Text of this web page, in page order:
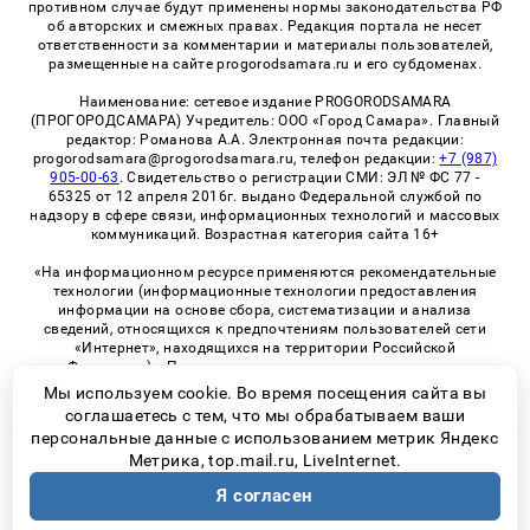
противном случае будут применены нормы законодательства РФ
об авторских и смежных правах. Редакция портала не несет
ответственности за комментарии и материалы пользователей,
размещенные на сайте progorodsamara.ru и его субдоменах.
Наименование: сетевое издание PROGORODSAMARA
(ПРОГОРОДСАМАРА) Учредитель: ООО «Город Самара». Главный
редактор: Романова А.А. Электронная почта редакции:
progorodsamara@progorodsamara.ru, телефон редакции:+7 (987)
905-00-63 . Свидетельство о регистрации СМИ: ЭЛ № ФС 77 -
65325 от 12 апреля 2016г. выдано Федеральной службой по
надзору в сфере связи, информационных технологий и массовых
коммуникаций. Возрастная категория сайта 16+
«На информационном ресурсе применяются рекомендательные
технологии (информационные технологии предоставления
информации на основе сбора, систематизации и анализа
сведений, относящихся к предпочтениям пользователей сети
«Интернет», находящихся на территории Российской
Федерации)». Правила применения рекомендательных
технологий в виджетах рекламно-обменной сети
«СМИ2» (PDF)
© 2026 «ProGorodSamara» | Все права защищены
Возрастная категория сайта 16+
Политика конфиденциальности
Мы используем cookie. Во время посещения сайта вы
соглашаетесь с тем, что мы обрабатываем ваши
персональные данные с использованием метрик Яндекс
Метрика, top.mail.ru, LiveInternet.
Я согласен